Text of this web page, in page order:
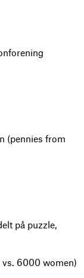
(pennies from
på puzzle,
vs. 6000 women)